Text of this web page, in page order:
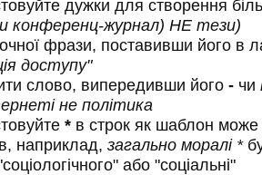
дужки для створення
конференц-журнал) НЕ тези)
фрази, поставивши його в
доступу"
слово, випередивши його - чи
не політика
* в строк як шаблон може
наприклад, загально моралі *
або "соціальні"